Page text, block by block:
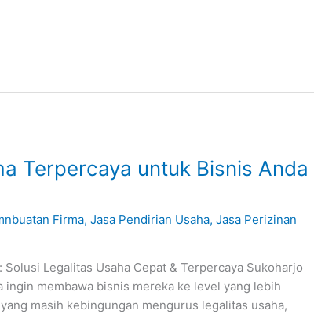
Terpercaya untuk Bisnis Anda
Firma,Jasa Pendirian Usaha,Jasa Perizinan
Legalitas Usaha Cepat & Terpercaya Sukoharjo
ingin membawa bisnis mereka ke level yang lebih
masih kebingungan mengurus legalitas usaha,